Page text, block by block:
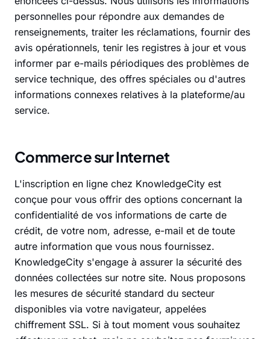
personnelles pour répondre aux demandes de
renseignements, traiter les réclamations, fournir des
avis opérationnels, tenir les registres à jour et vous
informer par e-mails périodiques des problèmes de
service technique, des offres spéciales ou d'autres
informations connexes relatives à la plateforme/au
service.
Commerce sur Internet
L'inscription en ligne chez KnowledgeCity est
conçue pour vous offrir des options concernant la
confidentialité de vos informations de carte de
crédit, de votre nom, adresse, e-mail et de toute
autre information que vous nous fournissez.
KnowledgeCity s'engage à assurer la sécurité des
données collectées sur notre site. Nous proposons
les mesures de sécurité standard du secteur
disponibles via votre navigateur, appelées
chiffrement SSL. Si à tout moment vous souhaitez